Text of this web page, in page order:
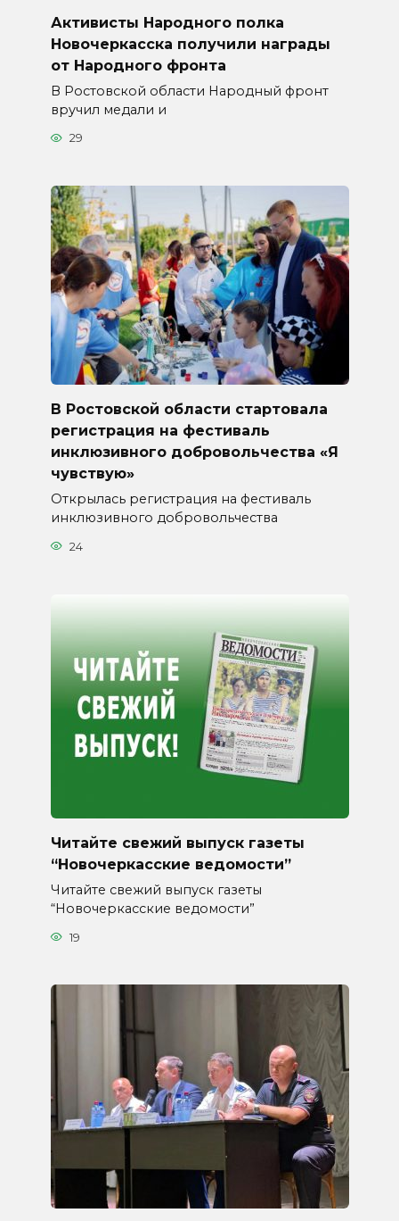
Активисты Народного полка
Новочеркасска получили награды
от Народного фронта
В Ростовской области Народный фронт
вручил медали и
29
В Ростовской области стартовала
регистрация на фестиваль
инклюзивного добровольчества «Я
чувствую»
Открылась регистрация на фестиваль
инклюзивного добровольчества
24
Читайте свежий выпуск газеты
“Новочеркасские ведомости”
Читайте свежий выпуск газеты
“Новочеркасские ведомости”
19